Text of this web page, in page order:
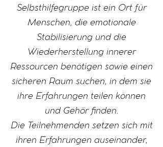
Selbsthilfegruppe ist ein Ort für
Menschen, die emotionale
Stabilisierung und die
Wiederherstellung innerer
Ressourcen benötigen sowie einen
sicheren Raum suchen, in dem sie
ihre Erfahrungen teilen können
und Gehör finden.
Die Teilnehmenden setzen sich mit
ihren Erfahrungen auseinander,